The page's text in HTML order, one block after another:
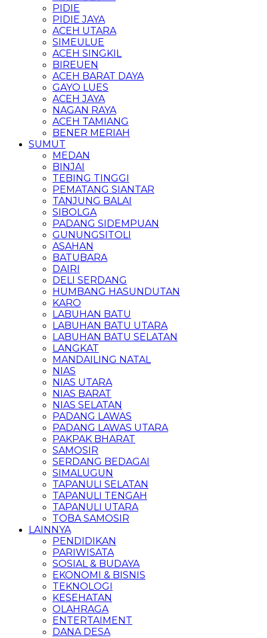
PIDIE
PIDIE JAYA
ACEH UTARA
SIMEULUE
ACEH SINGKIL
BIREUEN
ACEH BARAT DAYA
GAYO LUES
ACEH JAYA
NAGAN RAYA
ACEH TAMIANG
BENER MERIAH
SUMUT
MEDAN
BINJAI
TEBING TINGGI
PEMATANG SIANTAR
TANJUNG BALAI
SIBOLGA
PADANG SIDEMPUAN
GUNUNGSITOLI
ASAHAN
BATUBARA
DAIRI
DELI SERDANG
HUMBANG HASUNDUTAN
KARO
LABUHAN BATU
LABUHAN BATU UTARA
LABUHAN BATU SELATAN
LANGKAT
MANDAILING NATAL
NIAS
NIAS UTARA
NIAS BARAT
NIAS SELATAN
PADANG LAWAS
PADANG LAWAS UTARA
PAKPAK BHARAT
SAMOSIR
SERDANG BEDAGAI
SIMALUGUN
TAPANULI SELATAN
TAPANULI TENGAH
TAPANULI UTARA
TOBA SAMOSIR
LAINNYA
PENDIDIKAN
PARIWISATA
SOSIAL & BUDAYA
EKONOMI & BISNIS
TEKNOLOGI
KESEHATAN
OLAHRAGA
ENTERTAIMENT
DANA DESA